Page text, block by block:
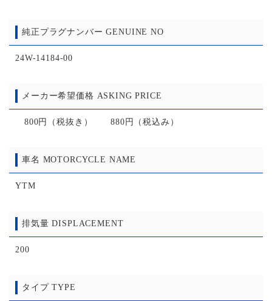
純正プラグナンバー GENUINE NO
24W-14184-00
メーカー希望価格 ASKING PRICE
800円（税抜き） 880円（税込み）
車名 MOTORCYCLE NAME
YTM
排気量 DISPLACEMENT
200
タイプ TYPE